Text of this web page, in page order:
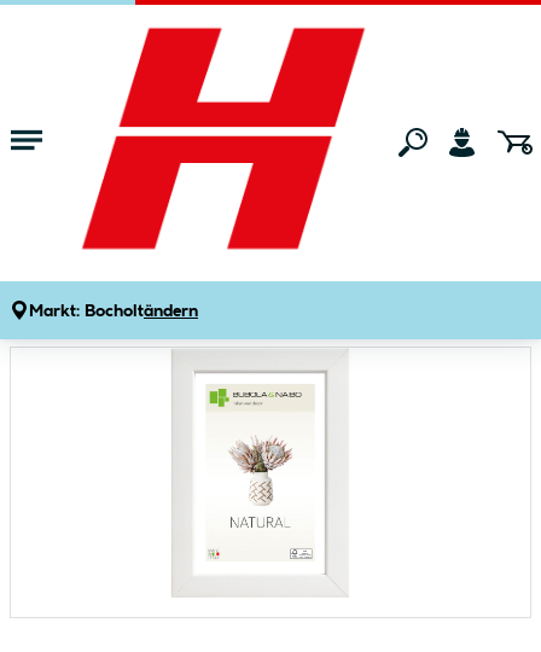
Zum Hauptinhalt springen
Markt: Bocholtändern
Wohnen Wohnaccessoires
Holzrahmen BROOKE 40 x 50 cm Weiß